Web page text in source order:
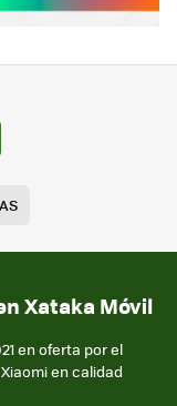
Xataka Móvil
en oferta por el
en calidad